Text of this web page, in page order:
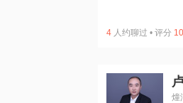
4 人约聊过 • 评分
燑